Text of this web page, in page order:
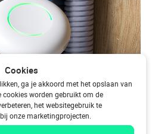
Cookies
ga je akkoord met het opslaan van
cookies worden gebruikt om de
het websitegebruik te
onze marketingprojecten.